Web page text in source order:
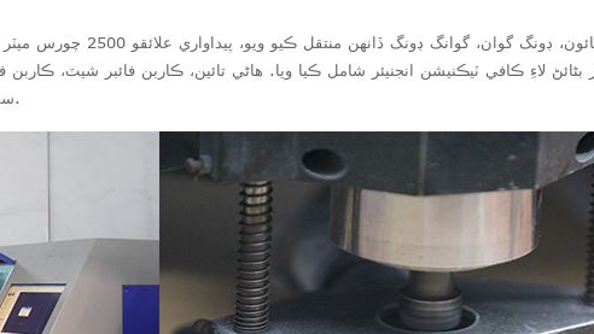
لاءِ ڪافي ٽيڪنيشن انجنيئر شامل ڪيا ويا. هاڻي تائين، ڪاربن فائبر شيٽ،
سميت 4 وڏي پيماني تي پيداوار جون لائينون هيون.